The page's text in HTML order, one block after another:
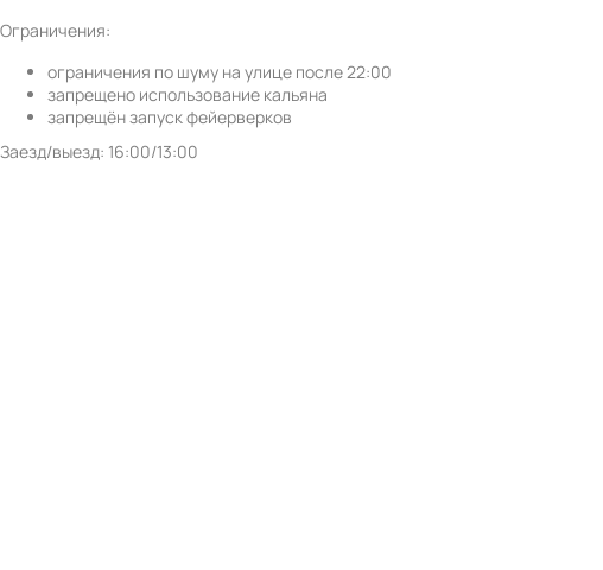
Ограничения:
ограничения по шуму на улице после 22:00
запрещено использование кальяна
запрещён запуск фейерверков
Заезд/выезд: 16:00/13:00